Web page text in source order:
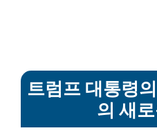
트럼프 대통령
의 새